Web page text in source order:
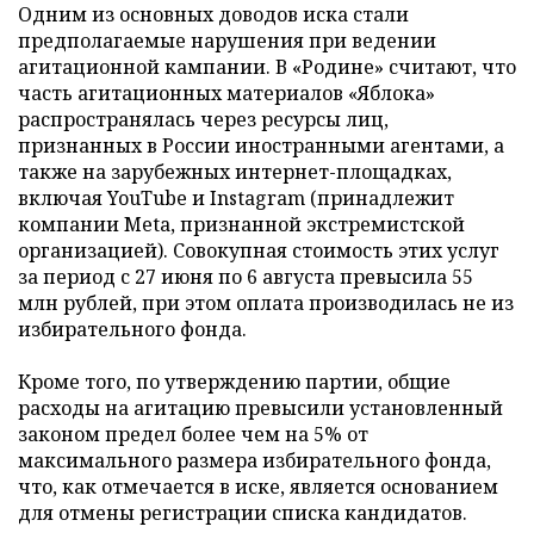
Одним из основных доводов иска стали
предполагаемые нарушения при ведении
агитационной кампании. В «Родине» считают, что
часть агитационных материалов «Яблока»
распространялась через ресурсы лиц,
признанных в России иностранными агентами, а
также на зарубежных интернет-площадках,
включая YouTube и Instagram (принадлежит
компании Meta, признанной экстремистской
организацией). Совокупная стоимость этих услуг
за период с 27 июня по 6 августа превысила 55
млн рублей, при этом оплата производилась не из
избирательного фонда.
Кроме того, по утверждению партии, общие
расходы на агитацию превысили установленный
законом предел более чем на 5% от
максимального размера избирательного фонда,
что, как отмечается в иске, является основанием
для отмены регистрации списка кандидатов.